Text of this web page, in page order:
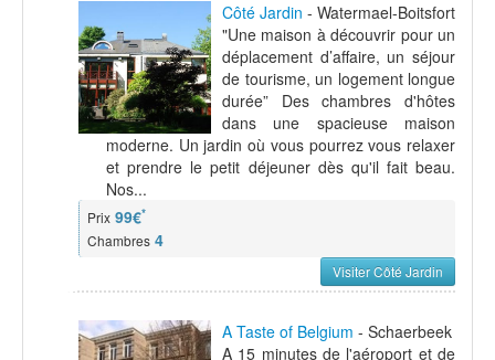
Côté Jardin - Watermael-Boitsfort
"Une maison à découvrir pour un
déplacement d’affaire, un séjour
de tourisme, un logement longue
durée” Des chambres d'hôtes
dans une spacieuse maison
moderne. Un jardin où vous pourrez vous relaxer
et prendre le petit déjeuner dès qu'il fait beau.
Nos...
Prix 99€*
Chambres 4
Visiter Côté Jardin
A Taste of Belgium - Schaerbeek
A 15 minutes de l'aéroport et de